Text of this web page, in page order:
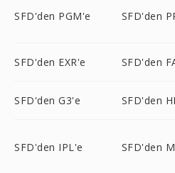
SFD'den PGM'e SFD'den
SFD'den EXR'e SFD'den
SFD'den G3'e SFD'den
SFD'den IPL'e SFD'den